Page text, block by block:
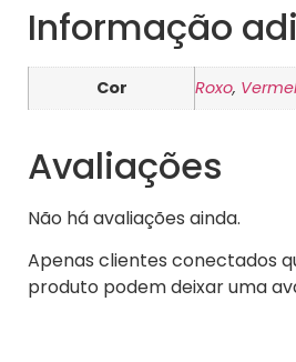
Informação
Cor Roxo,
Avaliações
Não há avaliações ainda.
Apenas clientes conectados
produto podem deixar uma